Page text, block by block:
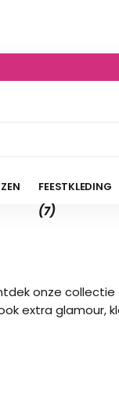
FEESTKLEDING
(7)
onze collectie
extra glamour,